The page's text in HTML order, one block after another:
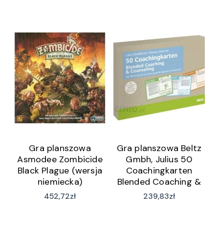
Gra planszowa
Asmodee Zombicide
Black Plague (wersja
niemiecka)
452,72zł
Gra planszowa Beltz
Gmbh, Julius 50
Coachingkarten
Blended Coaching &
Counseling (wersja
239,83zł